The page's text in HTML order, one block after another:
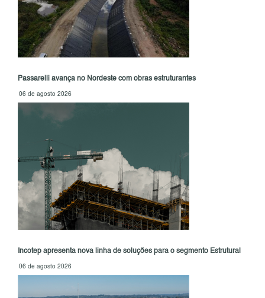
Passarelli avança no Nordeste com obras estruturantes
06 de agosto 2026
Incotep apresenta nova linha de soluções para o segmento Estrutural
06 de agosto 2026